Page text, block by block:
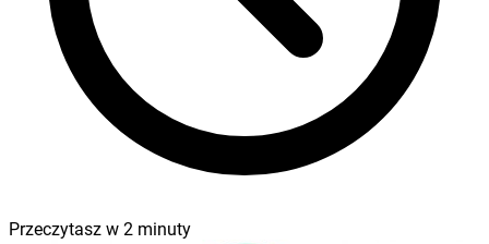
Przeczytasz w 2 minuty